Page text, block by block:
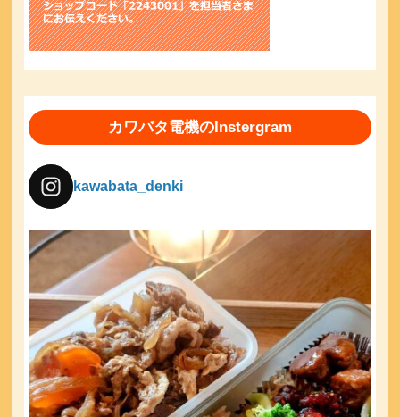
カワバタ電機のInstergram
kawabata_denki